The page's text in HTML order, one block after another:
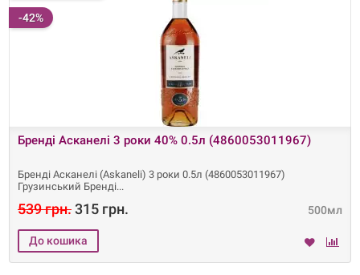
-42%
Бренді Асканелі 3 роки 40% 0.5л (4860053011967)
Бренді Асканелі (Askaneli) 3 роки 0.5л (4860053011967)
Грузинський Бренді
500мл
539 грн.315 грн.